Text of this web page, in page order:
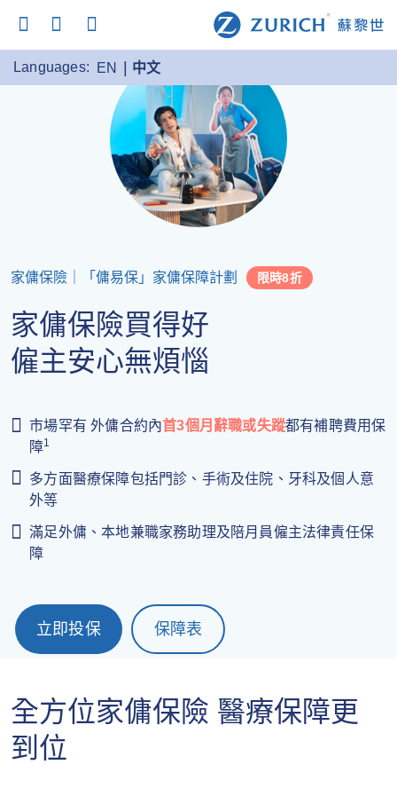
Languages: EN 中文
家傭保險｜「傭易保」家傭保障計劃 限時8折
家傭保險買得好
僱主安心無煩惱
市場罕有 外傭合約內首3個月辭職或失蹤都有補聘費用保
障1
多方面醫療保障包括門診、手術及住院、牙科及個人意
外等
滿足外傭、本地兼職家務助理及陪月員僱主法律責任保
障
立即投保 保障表
全方位家傭保險 醫療保障更
到位